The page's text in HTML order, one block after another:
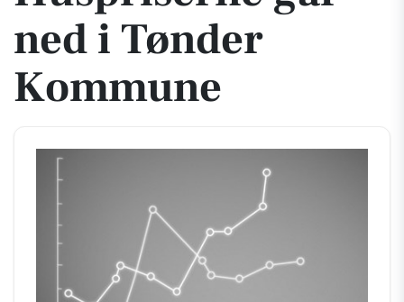
ned i Tønder
Kommune